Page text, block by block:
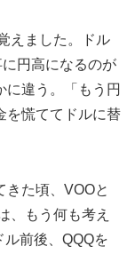
えました。ドル
円高になるのが
に違う。「もう円
を慌ててドルに替
きた頃、VOOと
、もう何も考え
前後、QQQを